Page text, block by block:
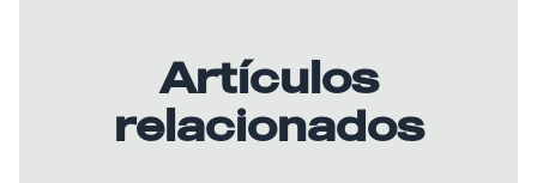
Artículos
relacionados